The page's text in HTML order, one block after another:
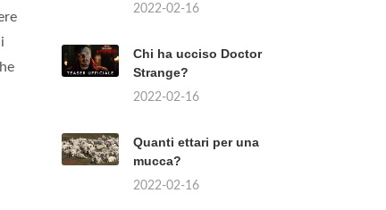
2022-02-16
Chi ha ucciso Doctor
Strange?
2022-02-16
Quanti ettari per una
mucca?
2022-02-16